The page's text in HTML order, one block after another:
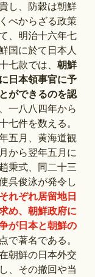
し、防穀は朝鮮
べからざる政策
、明治十六年七
国に於て日本人
七款では、 朝鮮
日本領事官に予
ができるのを認
一八八四年から
七件を数える。
五月、黄海道観
から翌年五月に
秉式、同二十三
呉俊泳が発令し
れぞれ居留地日
め、朝鮮政府に
が日本と朝鮮の
点で著名である。
朝鮮の日本外交
、その撤回や当